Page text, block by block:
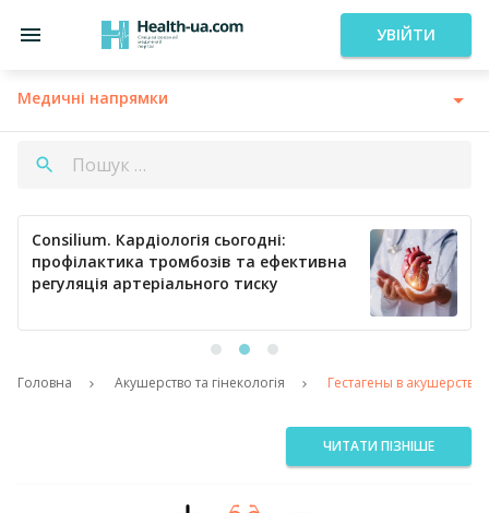
УВІЙТИ
Медичні напрямки
Consilium. Кардіологія сьогодні:
профілактика тромбозів та ефективна
регуляція артеріального тиску
Головна Акушерство та гінекологія Гестагены в
ЧИТАТИ ПІЗНІШЕ